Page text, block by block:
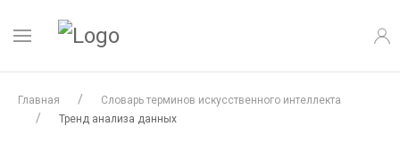
Главная
Словарь терминов искусственного интеллекта
Тренд анализа данных